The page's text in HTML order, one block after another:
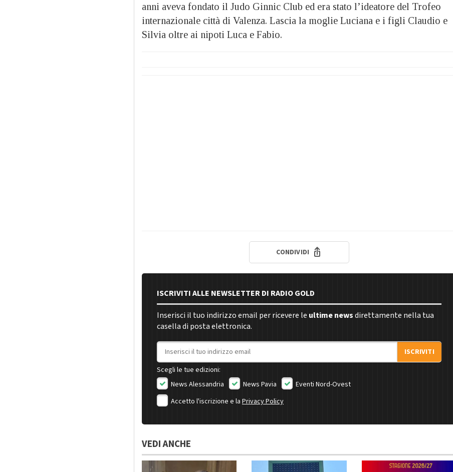
anni aveva fondato il Judo Ginnic Club ed era stato l’ideatore del Trofeo
internazionale città di Valenza. Lascia la moglie Luciana e i figli Claudio e
Silvia oltre ai nipoti Luca e Fabio.
CONDIVIDI
ISCRIVITI ALLE NEWSLETTER DI RADIO GOLD
Inserisci il tuo indirizzo email per ricevere le ultime newsdirettamente nella tua
casella di posta elettronica.
Indirizzo email
ISCRIVITI
Scegli le tue edizioni:
News Alessandria
News Pavia
Eventi Nord-Ovest
Accetto l'iscrizione e la Privacy Policy
VEDI ANCHE